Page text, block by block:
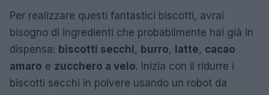
Per realizzare questi fantastici biscotti, avrai
bisogno di ingredienti che probabilmente hai già in
dispensa: biscotti secchi, burro, latte, cacao
amaro e zucchero a velo. Inizia con il ridurre i
biscotti secchi in polvere usando un robot da